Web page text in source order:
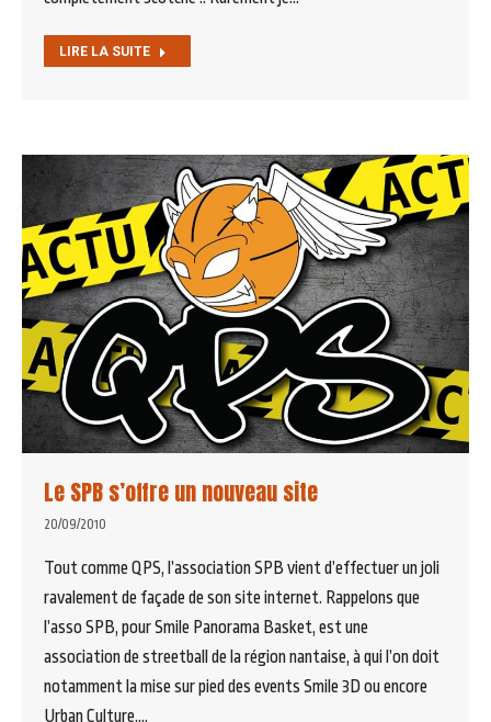
LIRE LA SUITE
Le SPB s’offre un nouveau site
20/09/2010
Tout comme QPS, l’association SPB vient d’effectuer un joli
ravalement de façade de son site internet. Rappelons que
l’asso SPB, pour Smile Panorama Basket, est une
association de streetball de la région nantaise, à qui l’on doit
notamment la mise sur pied des events Smile 3D ou encore
Urban Culture.…